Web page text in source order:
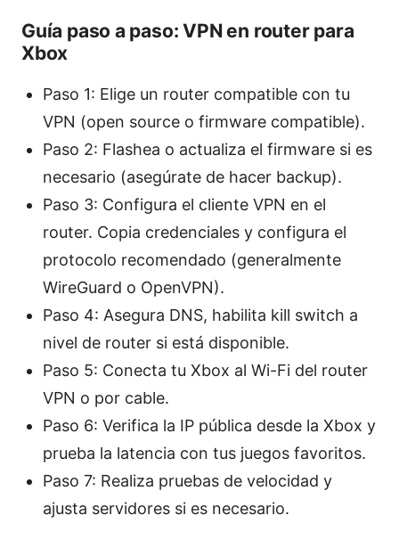
Guía paso a paso: VPN en router para
Xbox
Paso 1: Elige un router compatible con tu
VPN (open source o firmware compatible).
Paso 2: Flashea o actualiza el firmware si es
necesario (asegúrate de hacer backup).
Paso 3: Configura el cliente VPN en el
router. Copia credenciales y configura el
protocolo recomendado (generalmente
WireGuard o OpenVPN).
Paso 4: Asegura DNS, habilita kill switch a
nivel de router si está disponible.
Paso 5: Conecta tu Xbox al Wi-Fi del router
VPN o por cable.
Paso 6: Verifica la IP pública desde la Xbox y
prueba la latencia con tus juegos favoritos.
Paso 7: Realiza pruebas de velocidad y
ajusta servidores si es necesario.